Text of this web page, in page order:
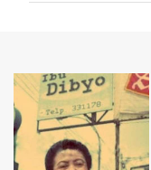
n
t
s